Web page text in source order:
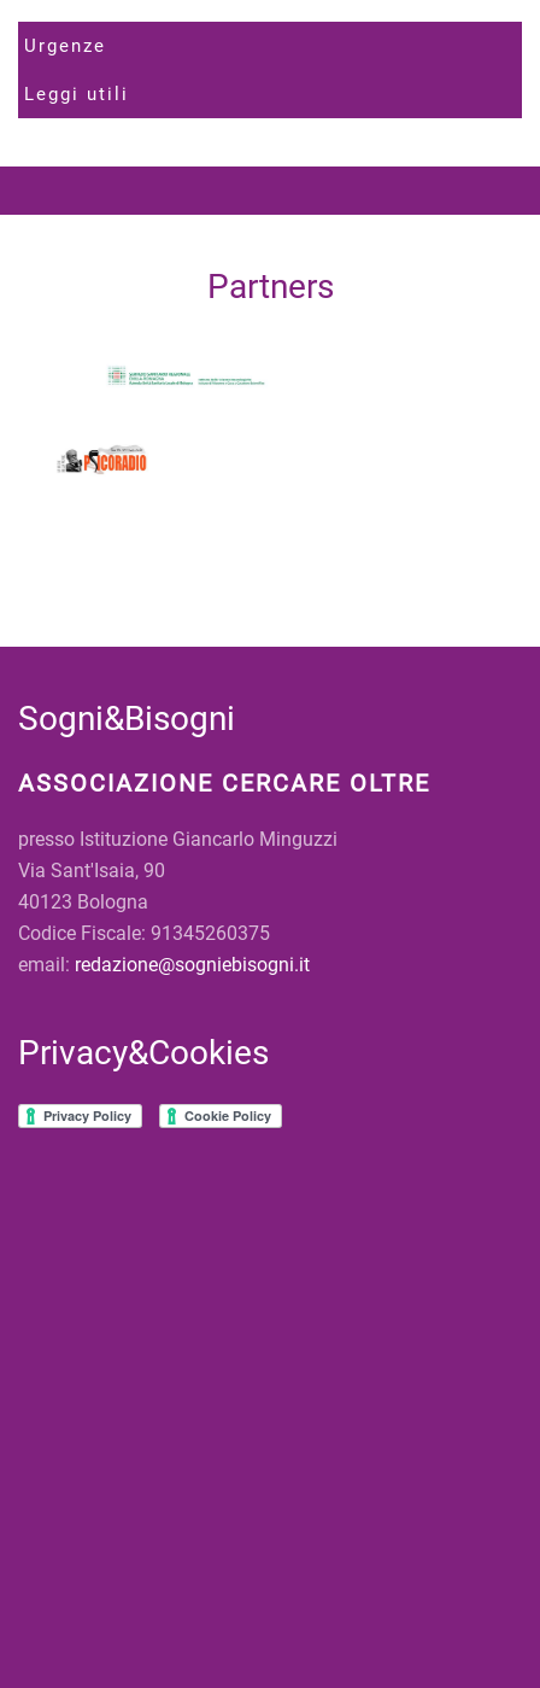
Urgenze
Leggi utili
Partners
Sogni&Bisogni
ASSOCIAZIONE CERCARE OLTRE
presso Istituzione Giancarlo Minguzzi
Via Sant'Isaia, 90
40123 Bologna
Codice Fiscale: 91345260375
email: redazione@sogniebisogni.it
Privacy&Cookies